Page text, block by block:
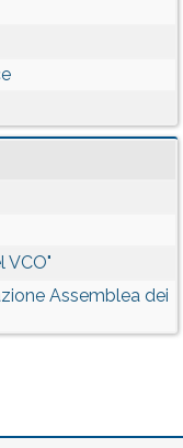
VCO"
Assemblea dei